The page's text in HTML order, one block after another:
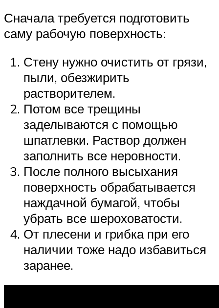
Сначала требуется подготовить
саму рабочую поверхность:
Стену нужно очистить от грязи,
пыли, обезжирить
растворителем.
Потом все трещины
заделываются с помощью
шпатлевки. Раствор должен
заполнить все неровности.
После полного высыхания
поверхность обрабатывается
наждачной бумагой, чтобы
убрать все шероховатости.
От плесени и грибка при его
наличии тоже надо избавиться
заранее.